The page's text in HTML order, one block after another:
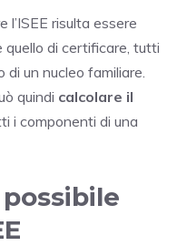
l’ISEE risulta essere
di certificare, tutti
di un nucleo familiare.
quindi calcolare il
i componenti di una